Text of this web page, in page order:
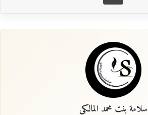
سلامة بنت محمد المالكي